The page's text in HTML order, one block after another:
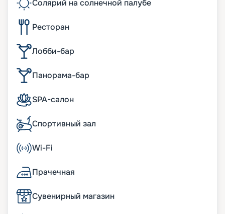
Солярий на солнечной палубе
Ресторан
Лобби-бар
Панорама-бар
SPA-салон
Спортивный зал
Wi-Fi
Прачечная
Сувенирный магазин